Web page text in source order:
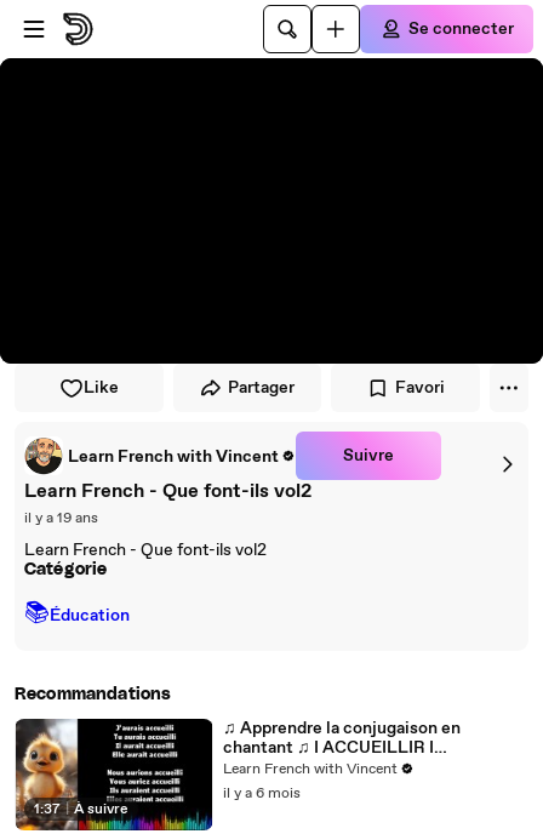
Passer au player
Passer au contenu principal
Se connecter
Like Partager Favori
Learn French with Vincent Suivre
Learn French - Que font-ils vol2
il y a 19 ans
Learn French - Que font-ils vol2
Catégorie
📚Éducation
Recommandations
1:37 | À suivre
♫ Apprendre la conjugaison en
chantant ♫ I ACCUEILLIR I
Conditionnel Passé_
Learn French with Vincent
il y a 6 mois